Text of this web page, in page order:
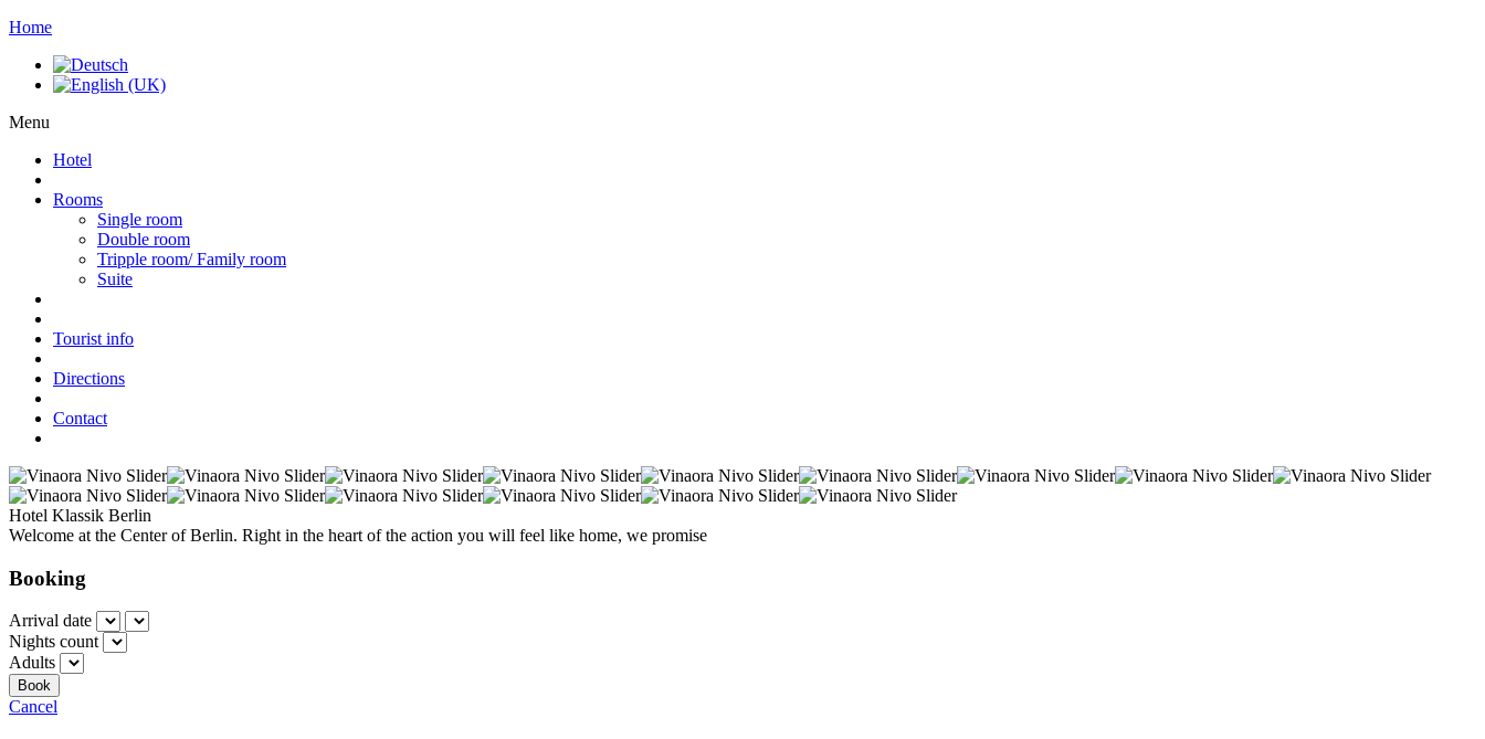
Home
Menu
Hotel
Rooms
Single room
Double room
Tripple room/ Family room
Suite
Tourist info
Directions
Contact
Hotel Klassik Berlin
Welcome at the Center of Berlin. Right in the heart of the action you will feel like home, we promise
Booking
Arrival date
Nights count
Adults
Cancel